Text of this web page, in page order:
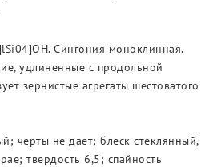
Сингония моноклинная.
удлиненные с продольной
зернистые агрегаты шестоватого
черты не дает; блеск стеклянный,
твердость 6,5; спайность